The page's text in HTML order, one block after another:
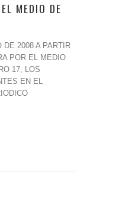
MEDIO DE
DE 2008 A PARTIR
POR EL MEDIO
17, LOS
EN EL